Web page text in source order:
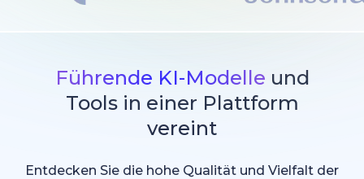
Führende KI-Modelle und
Tools in einer Plattform
vereint
Entdecken Sie die hohe Qualität und Vielfalt der